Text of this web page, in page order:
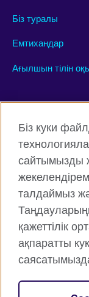
Біз туралы
Емтихандар
Ағылшын тілін
Connect with us
Facebook
Instagram
Flickr
British Council
Құпиялық және
Cookie файлдары
Біз куки
сайтымызды
талдаймыз
қажеттілік
ақпаратты